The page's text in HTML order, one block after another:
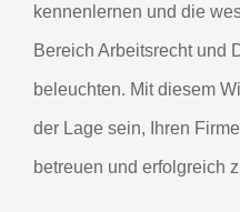
kennenlernen und die
Bereich Arbeitsrecht und
beleuchten. Mit diesem
der Lage sein, Ihren
betreuen und erfolgreich